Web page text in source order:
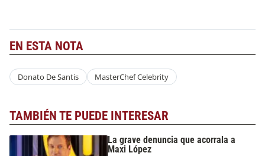
EN ESTA NOTA
Donato De Santis MasterChef Celebrity
TAMBIÉN TE PUEDE INTERESAR
La grave denuncia que acorrala a
Maxi López